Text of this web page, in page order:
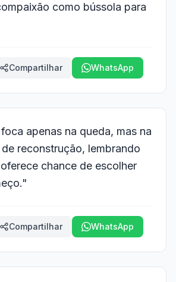
como bússola para
Compartilhar WhatsApp
apenas na queda, mas na
reconstrução, lembrando
chance de escolher
Compartilhar WhatsApp